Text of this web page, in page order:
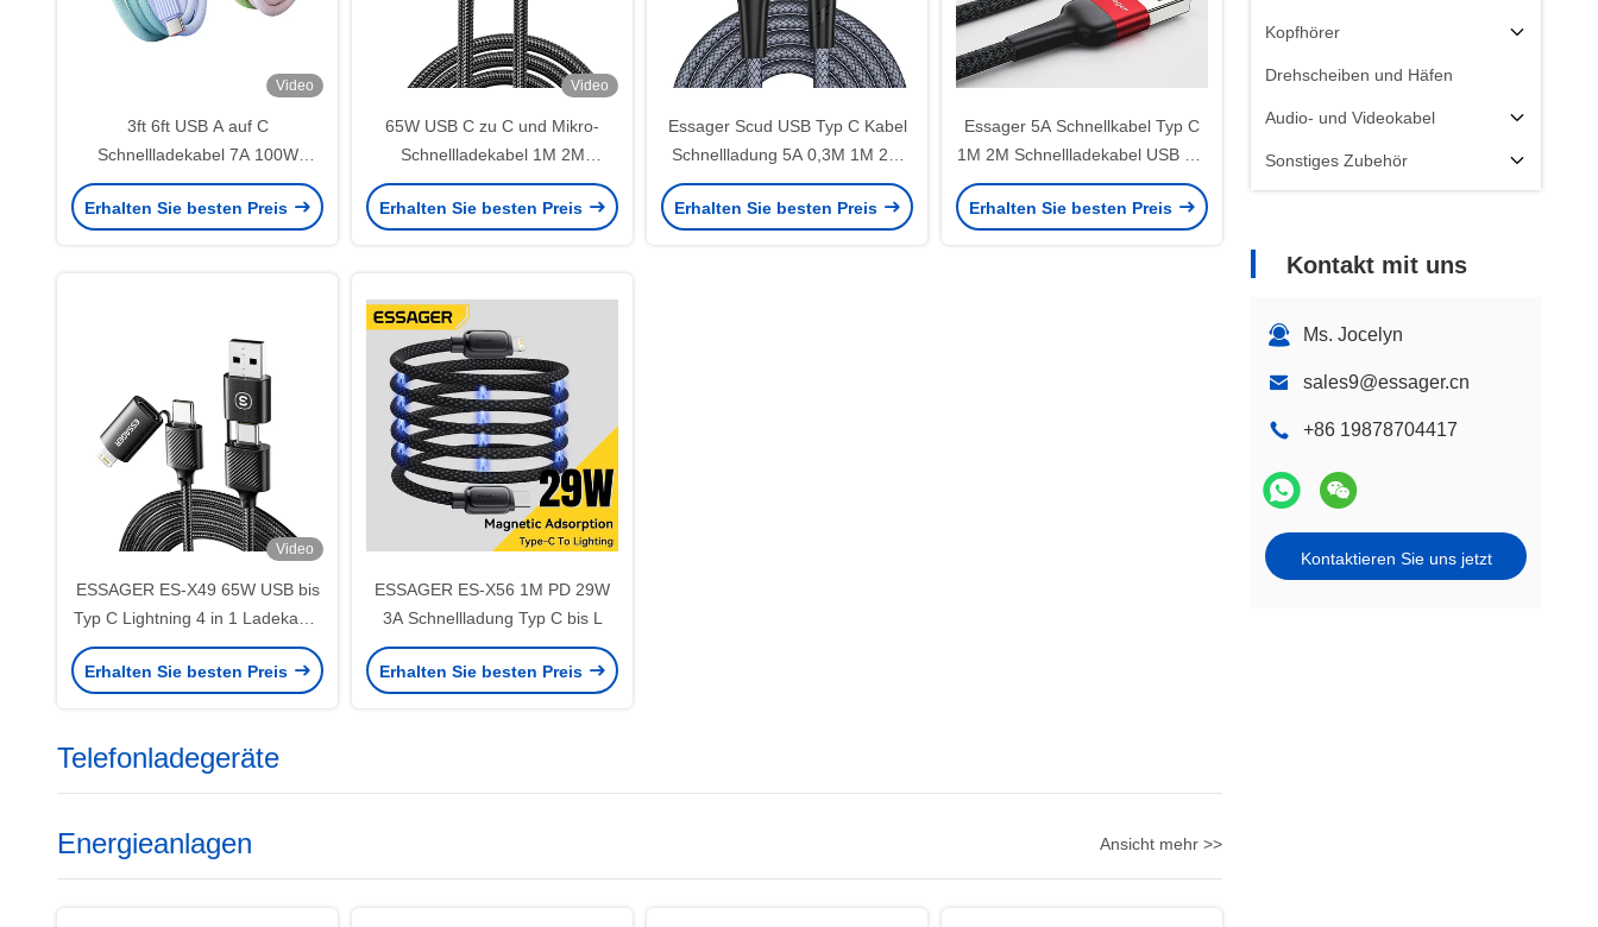
Kopfhörer
Drehscheiben und Häfen
Audio- und Videokabel
Sonstiges Zubehör
Kontakt mit uns
Ms. Jocelyn
sales9@essager.cn
+86 19878704417
Kontaktieren Sie uns jetzt
Video
3ft 6ft USB A auf C
Schnellladekabel 7A 100W
Datenübertragung
Erhalten Sie besten Preis
Video
65W USB C zu C und Mikro-
Schnellladekabel 1M 2M
480Mbps Datenübertragung
Erhalten Sie besten Preis
Essager Scud USB Typ C Kabel
Schnellladung 5A 0,3M 1M 2M
für Geräte des Typs C
Erhalten Sie besten Preis
Essager 5A Schnellkabel Typ C
1M 2M Schnellladekabel USB 2.0
Datenübertragungskabel Typ C
Erhalten Sie besten Preis
Video
ESSAGER ES-X49 65W USB bis
Typ C Lightning 4 in 1 Ladekabel
für Telefon und Laptop
Erhalten Sie besten Preis
ESSAGER ES-X56 1M PD 29W
3A Schnellladung Typ C bis L
Erhalten Sie besten Preis
Telefonladegeräte
Energieanlagen Ansicht mehr >>